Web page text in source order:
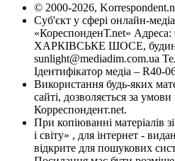
© 2000-2026,
Суб'єкт у сфері онлайн-
«КореспонденТ.net» Адреса:
ХАРКІВСЬКЕ ШОСЕ,
sunlight@mediadim.com.ua
Ідентифікатор медіа – R40-
Використання будь-яких
сайті, дозволяється за
Корреспондент.net.
При копіюванні матеріалів
і світу» , для інтернет -
відкрите для пошукових